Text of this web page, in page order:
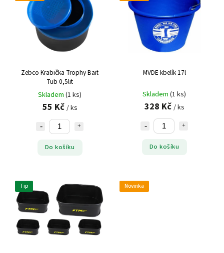
SPRO 1
TUBERTINI
Z - fish
Zebco
Zebco Krabička Trophy Bait
Tub 0,5lit
Skladem (1 ks)
55 Kč / ks
Do košíku
MVDE kbelík 17l
Skladem (1 ks)
328 Kč / ks
Do košíku
Tip Novinka